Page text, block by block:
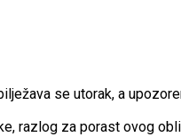
se utorak, a
razlog za porast ovog